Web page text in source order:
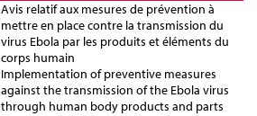
Avis relatif aux mesures de prévention à
mettre en place contre la transmission du
virus Ebola par les produits et éléments du
corps humain
Implementation of preventive measures
against the transmission of the Ebola virus
through human body products and parts